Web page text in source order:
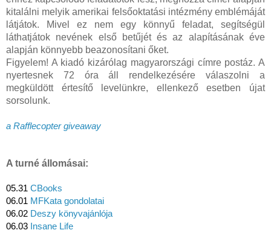
kitalálni melyik amerikai felsőoktatási intézmény emblémáját
látjátok. Mivel ez nem egy könnyű feladat, segítségül
láthatjátok nevének első betűjét és az alapításának éve
alapján könnyebb beazonosítani őket.
Figyelem! A kiadó kizárólag magyarországi címre postáz. A
nyertesnek 72 óra áll rendelkezésére válaszolni a
megküldött értesítő levelünkre, ellenkező esetben újat
sorsolunk.
a Rafflecopter giveaway
A turné állomásai:
05.31 CBooks
06.01 MFKata gondolatai
06.02 Deszy könyvajánlója
06.03 Insane Life